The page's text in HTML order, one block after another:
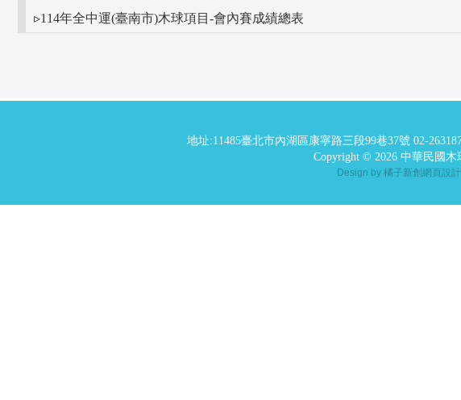
▹114年全中運(臺南市)木球項目-會內賽成績總表
地址:11485臺北市內湖區康寧路三段99巷37號02-
Copyright © 2026 中華民國木
Design by 橘子新創網頁設計